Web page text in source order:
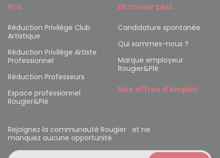
Pro
Réduction Privilège Club
Artistique
Réduction Privilège Artiste
Professionnel
Réduction Professeurs
Espace professionnel
Rougier&Plé
En savoir plus
Candidature spontanée
Qui sommes-nous ?
Marque employeur
Rougier&Plé
Nos offres d’emploi
Rejoignez la communauté Rougier et ne
manquez aucune opportunité